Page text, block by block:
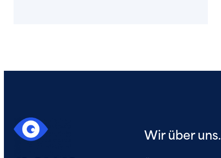
Wir über uns.